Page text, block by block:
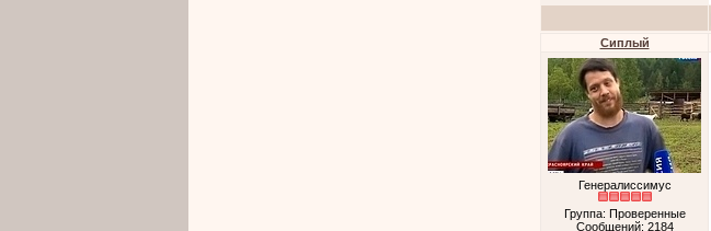
Cиплый
Генералиссимус
Группа: Проверенные
Сообщений: 2184